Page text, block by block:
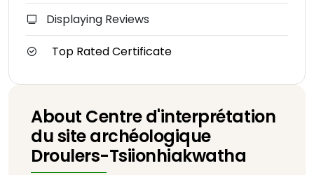
Displaying Reviews
Top Rated Certificate
About Centre d'interprétation
du site archéologique
Droulers-Tsiionhiakwatha